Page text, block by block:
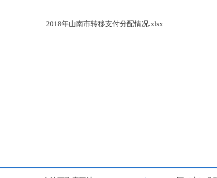
2018年山南市转移支付分配情况.xlsx